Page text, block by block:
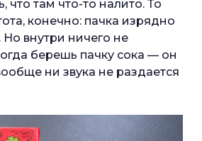
что там что-то налито. То
конечно: пачка изрядно
Но внутри ничего не
берешь пачку сока — он
ни звука не раздается